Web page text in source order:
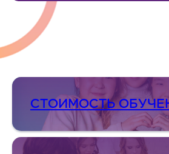
СТОИМОСТЬ